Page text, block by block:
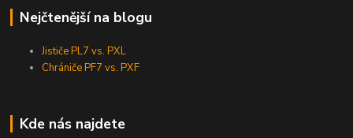
Nejčtenější na blogu
Jističe PL7 vs. PXL
Chrániče PF7 vs. PXF
Kde nás najdete